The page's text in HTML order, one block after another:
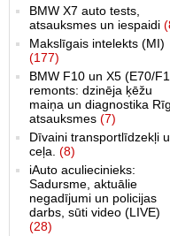
BMW X7 auto tests,
atsauksmes un iespaidi
Makslīgais intelekts (MI)
(177)
BMW F10 un X5 (E70/
remonts: dzinēja ķēžu
maiņa un diagnostika
atsauksmes (7)
Dīvaini transportlīdzekļi
ceļa. (8)
iAuto aculiecinieks:
Sadursme, aktuālie
negadījumi un policijas
darbs, sūti video (LIVE)
(28)